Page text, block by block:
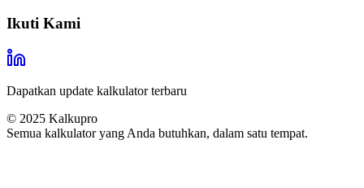
Ikuti Kami
Dapatkan update kalkulator terbaru
© 2025 Kalkupro
Semua kalkulator yang Anda butuhkan, dalam satu tempat.